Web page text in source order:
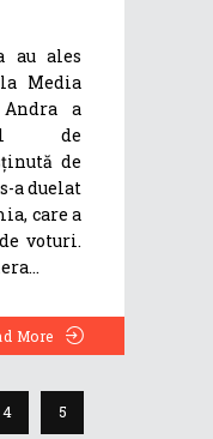
au ales
Media
Andra a
de
de
a duelat
care a
voturi.
More
4 5